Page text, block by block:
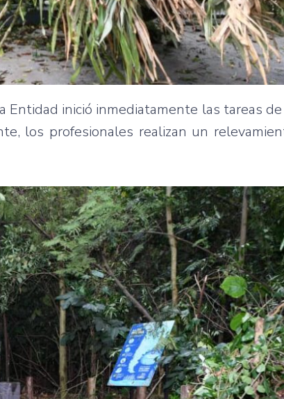
inició inmediatamente las tareas
los profesionales realizan un